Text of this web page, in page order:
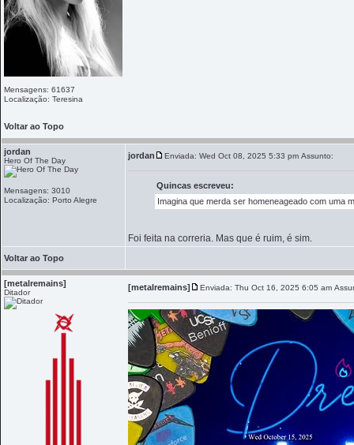
Mensagens: 61637
Localização: Teresina
Voltar ao Topo
jordan
Hero Of The Day
Mensagens: 3010
Localização: Porto Alegre
jordan Enviada: Wed Oct 08, 2025 5:33 pm Assunto:
Quincas escreveu:
Imagina que merda ser homeneageado com uma
Foi feita na correria. Mas que é ruim, é sim.
Voltar ao Topo
[metalremains]
Ditador
[metalremains] Enviada: Thu Oct 16, 2025 6:05 am